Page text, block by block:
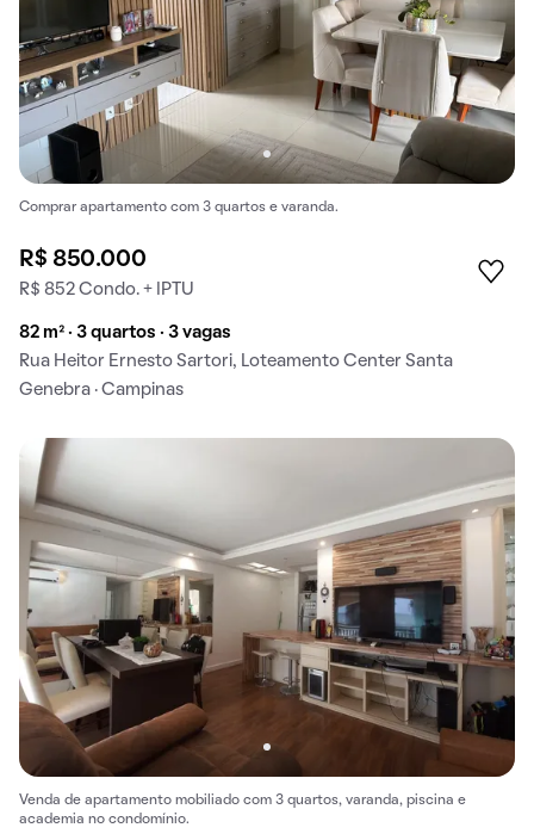
Comprar apartamento com 3 quartos e varanda.
R$ 850.000
R$ 852 Condo. + IPTU
82 m² · 3 quartos · 3 vagas
Rua Heitor Ernesto Sartori, Loteamento Center Santa
Genebra · Campinas
Venda de apartamento mobiliado com 3 quartos, varanda, piscina e
academia no condomínio.